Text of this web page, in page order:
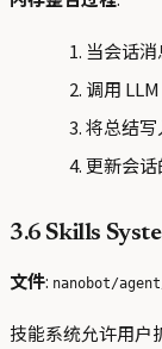
当会话
调用
将总结写
更新会
3.6 Skills
文件: nanobot/
技能系统允许用户